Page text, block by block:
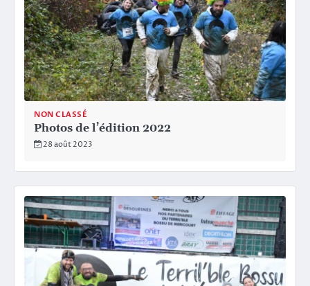
NON CLASSÉ
Photos de l’édition 2022
28 août 2023